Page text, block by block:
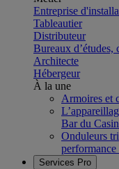
Entreprise
Tableautier
Distributeur
Bureaux d’études,
Architecte
Hébergeur
À la une
Armoires et
Bar du
Onduleurs
performance
Services Pro